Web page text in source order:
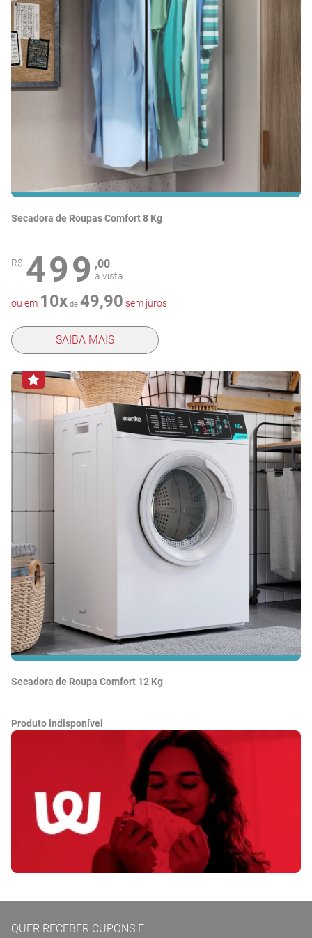
Secadora de Roupas Comfort 8 Kg
R$ 499 ,00
à vista
ou em 10x de 49,90 sem juros
SAIBA MAIS
Secadora de Roupa Comfort 12 Kg
Produto indisponível
QUER RECEBER CUPONS E